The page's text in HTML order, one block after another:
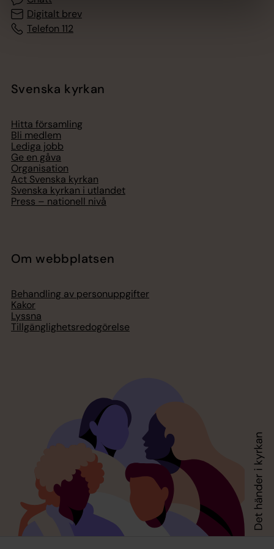
Digitalt brev
Telefon 112
Svenska kyrkan
Hitta församling
Bli medlem
Lediga jobb
Ge en gåva
Organisation
Act Svenska kyrkan
Svenska kyrkan i utlandet
Press – nationell nivå
Om webbplatsen
Behandling av personuppgifter
Kakor
Lyssna
Tillgänglighetsredogörelse